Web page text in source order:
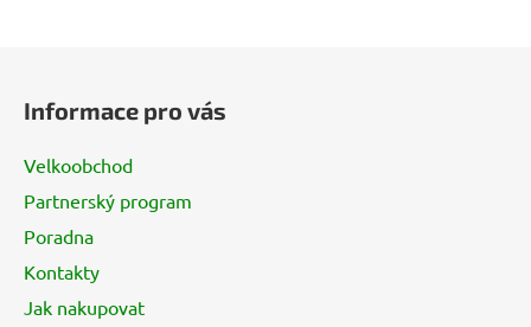
Informace pro vás
Velkoobchod
Partnerský program
Poradna
Kontakty
Jak nakupovat